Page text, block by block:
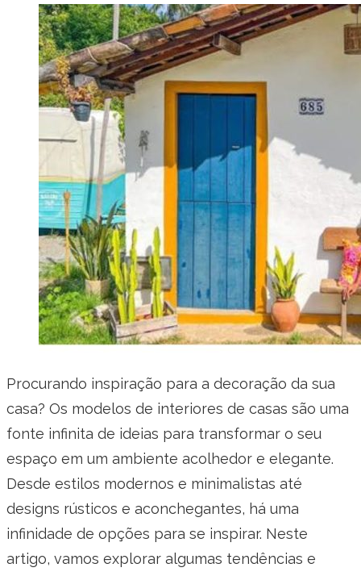
Procurando inspiração para a decoração da sua
casa? Os modelos de interiores de casas são uma
fonte infinita de ideias para transformar o seu
espaço em um ambiente acolhedor e elegante.
Desde estilos modernos e minimalistas até
designs rústicos e aconchegantes, há uma
infinidade de opções para se inspirar. Neste
artigo, vamos explorar algumas tendências e